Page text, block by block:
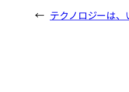
← テクノロジーは